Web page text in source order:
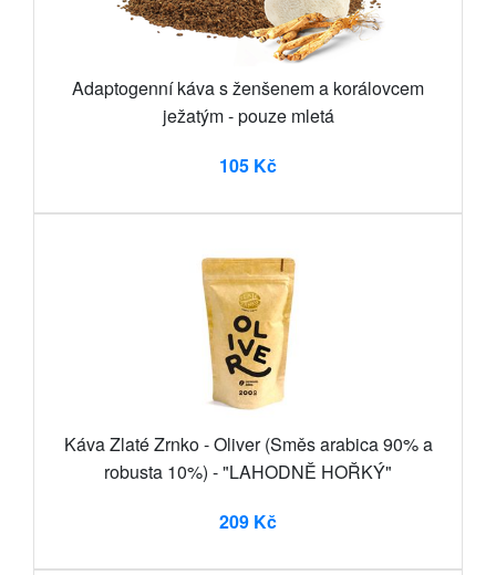
Adaptogenní káva s ženšenem a korálovcem
ježatým - pouze mletá
105 Kč
Káva Zlaté Zrnko - Oliver (Směs arabica 90% a
robusta 10%) - "LAHODNĚ HOŘKÝ"
209 Kč